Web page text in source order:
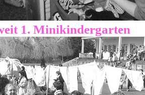
1. Minikindergarten